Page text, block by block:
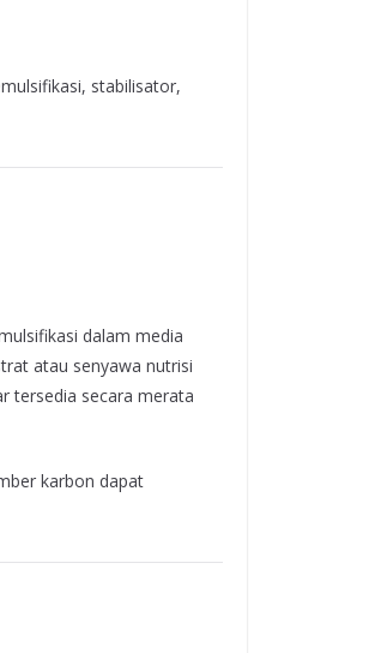
stabilisator,
dalam media
atau senyawa nutrisi
tersedia secara merata
karbon dapat